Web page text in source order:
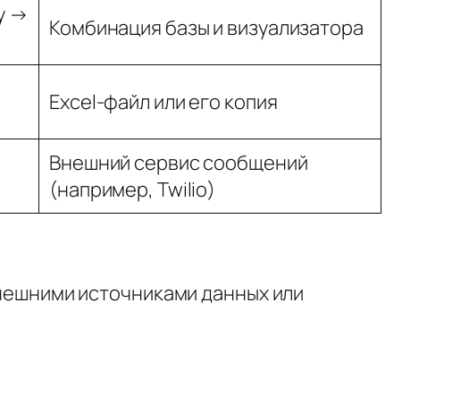
→
Комбинация базы и визуализатора
Excel-файл или его копия
Внешний сервис сообщений
(например, Twilio)
источниками данных или